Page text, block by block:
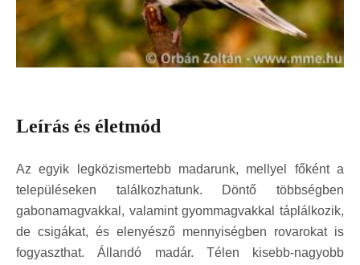
Leírás és életmód
Az egyik legközismertebb madarunk, mellyel főként a
településeken találkozhatunk. Döntő többségben
gabonamagvakkal, valamint gyommagvakkal táplálkozik,
de csigákat, és elenyésző mennyiségben rovarokat is
fogyaszthat. Állandó madár. Télen kisebb-nagyobb